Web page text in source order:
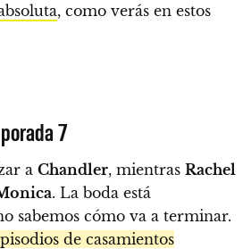
, como verás en estos
7
a Chandler, mientras Rachel
. La boda está
sabemos cómo va a terminar.
de casamientos